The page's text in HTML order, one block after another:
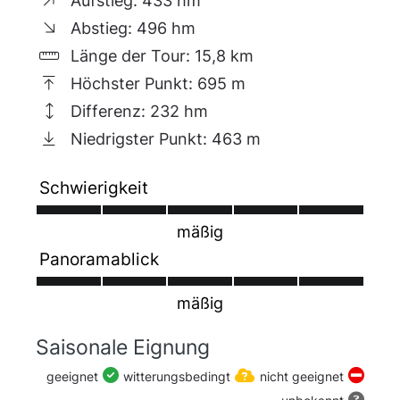
Jägersteigen" - ein schmaler Waldpfad, dem
wir nach links bis ins Tal zur Langenau folgen.
Dort kann man an der Max-Marien-Quelle
(eisenhaltig!) seinen Durst stillen oder die
Wasserflaschen auffüllen. Wi rqueren die
Straße un bleiben weiterhin "Auf Jägersteigen"
und es geht wieder einen schmalen Waldpfad
entlang - diesmal bergauf. Dem folgen wir eine
erreicht wird. Hier gehts dann steil rechts
weiter auf dem Geopfad. Nach etwas Anstieg
und einem Linksabzweig erreichen wir schon
den Trekkingplatz "Rehwiese".
Abstieg: 496 hm
Länge der Tour: 15,8 km
Höchster Punkt: 695 m
Differenz: 232 hm
Niedrigster Punkt: 463 m
Schwierigkeit
mäßig
Panoramablick
mäßig
Saisonale Eignung
geeignet witterungsbedingt
nicht geeignet